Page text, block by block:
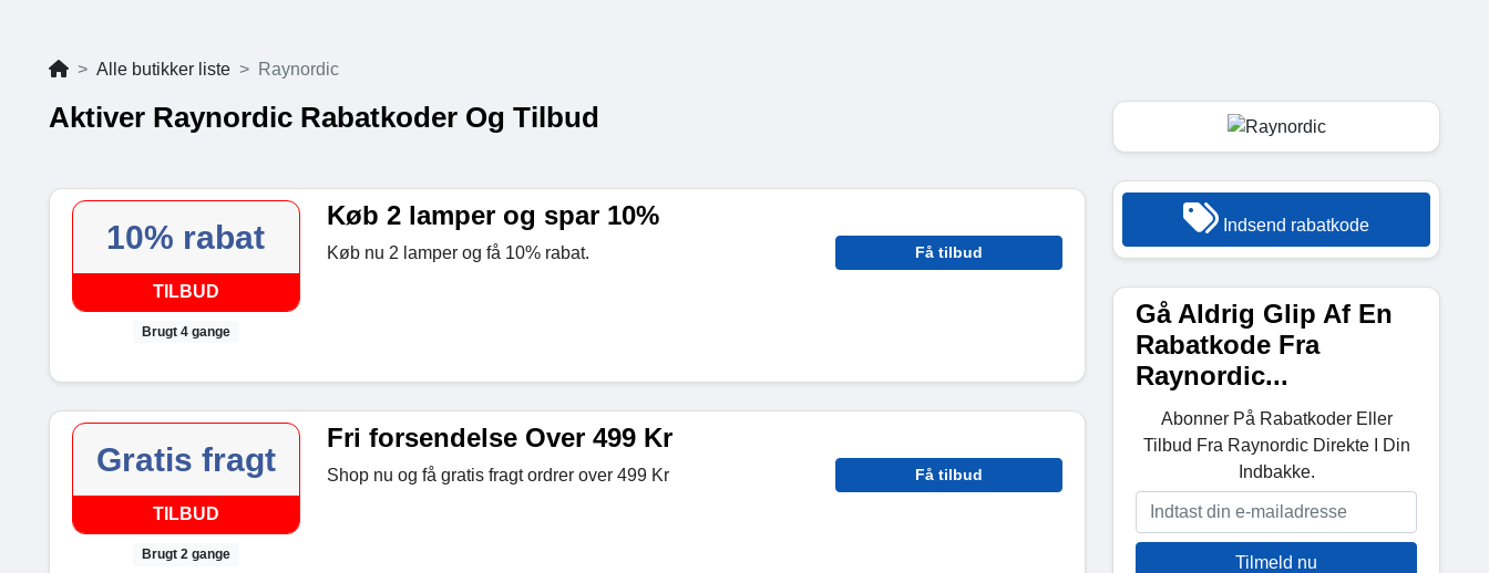
Alle butikker liste Raynordic
Aktiver Raynordic Rabatkoder Og Tilbud
10% rabat
TILBUD
Brugt 4 gange
Køb 2 lamper og spar 10%
Køb nu 2 lamper og få 10% rabat. Få tilbud
Gratis fragt
TILBUD
Brugt 2 gange
Fri forsendelse Over 499 Kr
Shop nu og få gratis fragt ordrer over 499 Kr Få tilbud
Indsend rabatkode
Gå Aldrig Glip Af En
Rabatkode Fra
Raynordic...
Abonner På Rabatkoder Eller
Tilbud Fra Raynordic Direkte I Din
Indbakke.
Tilmeld nu